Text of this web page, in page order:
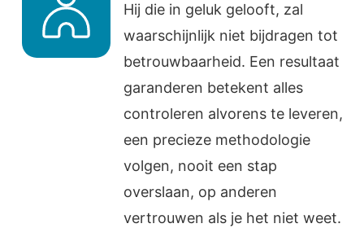
Hij die in geluk gelooft, zal
waarschijnlijk niet bijdragen tot
betrouwbaarheid. Een resultaat
garanderen betekent alles
controleren alvorens te leveren,
een precieze methodologie
volgen, nooit een stap
overslaan, op anderen
vertrouwen als je het niet weet.